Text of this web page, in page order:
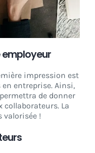
impression est
en entreprise. Ainsi,
de donner
collaborateurs. La
valorisée !